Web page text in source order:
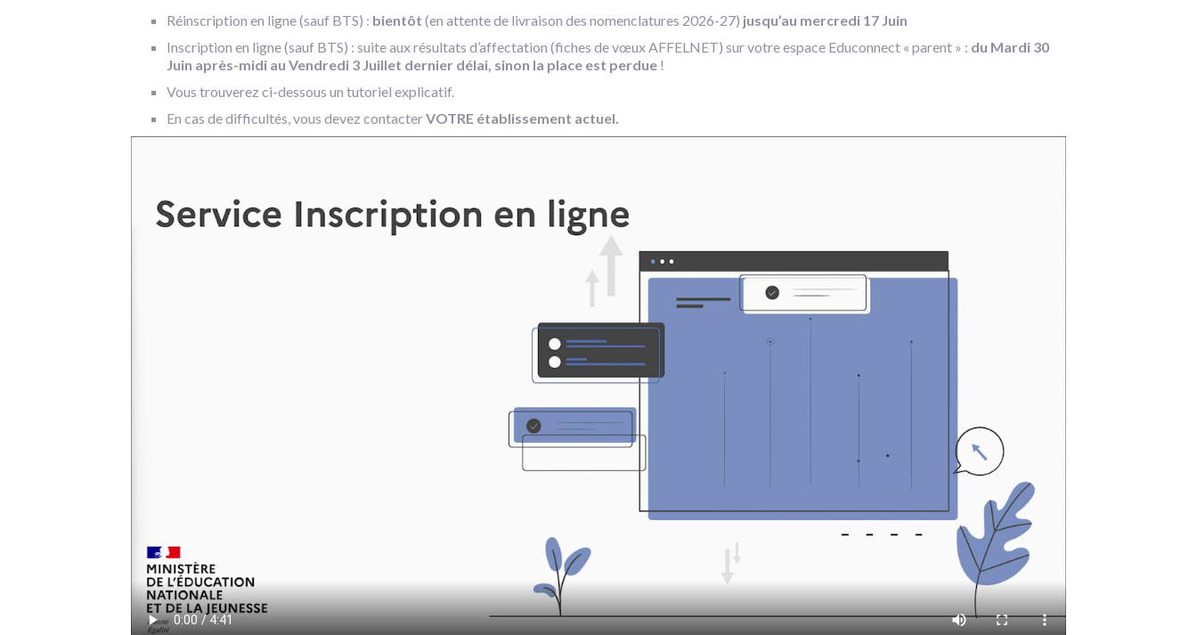
Réinscription en ligne (sauf BTS) : bientôt (en attente de livraison des nomenclatures 2026-27) jusqu’au mercredi 17 Juin
Inscription en ligne (sauf BTS) : suite aux résultats d’affectation (fiches de vœux AFFELNET) sur votre espace Educonnect « parent » : du Mardi 30
Juin après-midi au Vendredi 3 Juillet dernier délai, sinon la place est perdue !
Vous trouverez ci-dessous un tutoriel explicatif.
En cas de difficultés, vous devez contacterVOTRE établissement actuel.